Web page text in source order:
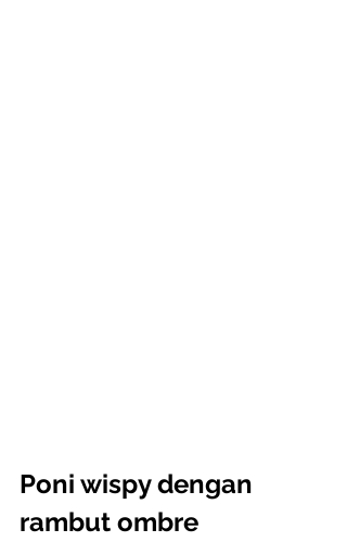
Poni wispy dengan
rambut ombre